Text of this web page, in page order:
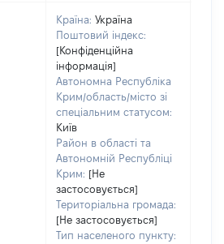
Країна: Україна
Поштовий індекс:
[Конфіденційна
інформація]
Автономна Республіка
Крим/область/місто зі
спеціальним статусом:
Київ
Район в області та
Автономній Республіці
Крим: [Не
застосовується]
Територіальна громада:
[Не застосовується]
Тип населеного пункту: